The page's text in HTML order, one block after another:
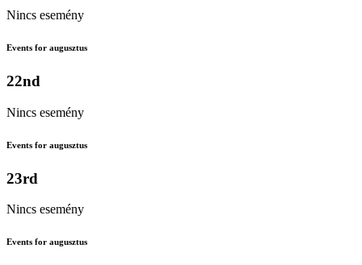
Nincs esemény
Events for augusztus
22nd
Nincs esemény
Events for augusztus
23rd
Nincs esemény
Events for augusztus